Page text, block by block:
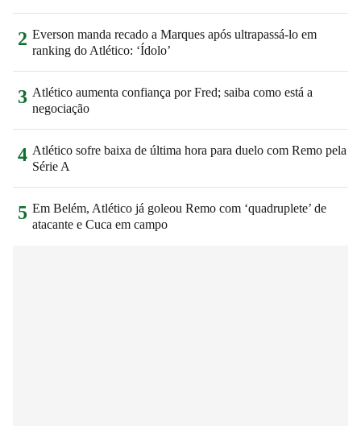
2 Everson manda recado a Marques após ultrapassá-lo em
ranking do Atlético: ‘Ídolo’
3 Atlético aumenta confiança por Fred; saiba como está a
negociação
4 Atlético sofre baixa de última hora para duelo com Remo pela
Série A
5 Em Belém, Atlético já goleou Remo com ‘quadruplete’ de
atacante e Cuca em campo